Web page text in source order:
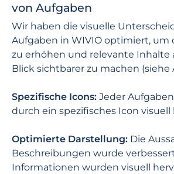
von Aufgaben
Wir haben die visuelle
Aufgaben in WIVIO optimiert, um
zu erhöhen und relevante Inhalte
Blick sichtbarer zu machen (siehe
Spezifische Icons: Jeder
durch ein spezifisches Icon
Optimierte Darstellung: Die
Beschreibungen wurde
Informationen wurden visuell